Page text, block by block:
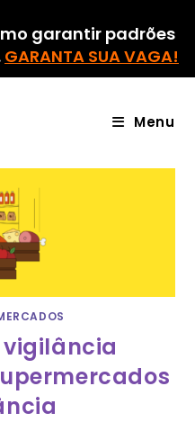
garantir padrões
GARANTA SUA VAGA!
Menu
vigilância